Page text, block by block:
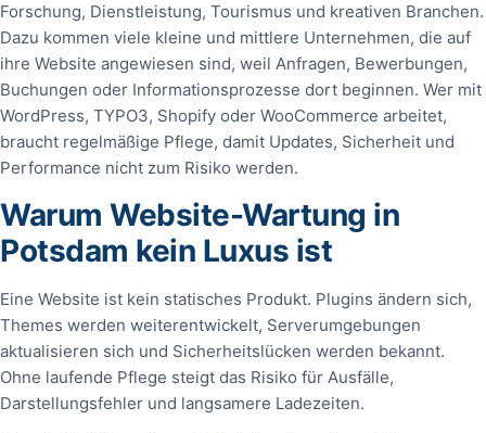
Forschung, Dienstleistung, Tourismus und kreativen Branchen.
Dazu kommen viele kleine und mittlere Unternehmen, die auf
ihre Website angewiesen sind, weil Anfragen, Bewerbungen,
Buchungen oder Informationsprozesse dort beginnen. Wer mit
WordPress, TYPO3, Shopify oder WooCommerce arbeitet,
braucht regelmäßige Pflege, damit Updates, Sicherheit und
Performance nicht zum Risiko werden.
Warum Website-Wartung in
Potsdam kein Luxus ist
Eine Website ist kein statisches Produkt. Plugins ändern sich,
Themes werden weiterentwickelt, Serverumgebungen
aktualisieren sich und Sicherheitslücken werden bekannt.
Ohne laufende Pflege steigt das Risiko für Ausfälle,
Darstellungsfehler und langsamere Ladezeiten.